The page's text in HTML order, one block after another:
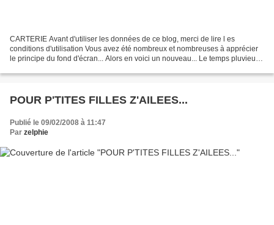
CARTERIE Avant d'utiliser les données de ce blog, merci de lire l es
conditions d'utilisation Vous avez été nombreux et nombreuses à apprécier
le principe du fond d'écran... Alors en voici un nouveau... Le temps pluvieux
POUR P'TITES FILLES Z'AILEES...
Publié le 09/02/2008 à 11:47
Par zelphie